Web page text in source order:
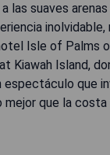
las suaves arenas
Isle of Palms
Kiawah Island,
espectáculo que
que la costa